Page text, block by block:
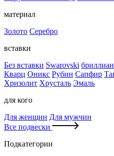
материал
Золото Серебро
вставки
Без вставки Swarovski
Кварц Оникс Рубин Сапфир
Хризолит Хрусталь Эмаль
для кого
Для женщин Для мужчин
Все подвески
Подкатегории